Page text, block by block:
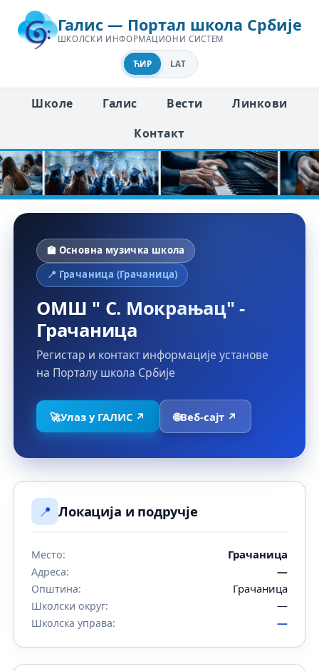
Галис — Портал школа Србије
ШКОЛСКИ ИНФОРМАЦИОНИ СИСТЕМ
ЋИР LAT
Школе Галис Вести
Линкови
Контакт
🏫 Основна музичка школа
📍 Грачаница (Грачаница)
ОМШ " С. Мокрањац" -
Грачаница
Регистар и контакт информације установе
на Порталу школа Србије
🚀Улаз у ГАЛИС ↗ 🌐Веб-сајт ↗
📍 Локација и подручје
Место: Грачаница
Адреса: —
Општина: Грачаница
Школски округ: —
Школска управа: —